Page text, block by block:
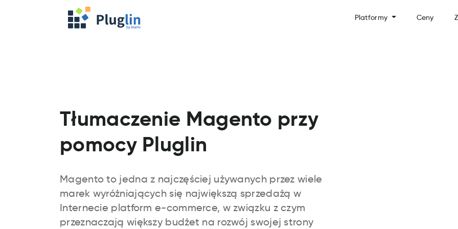
Platformy Ceny
Tłumaczenie Magento przy
pomocy Pluglin
Magento to jedna z najczęściej używanych przez wiele
marek wyróżniających się największą sprzedażą w
Internecie platform e-commerce, w związku z czym
przeznaczają większy budżet na rozwój swojej strony